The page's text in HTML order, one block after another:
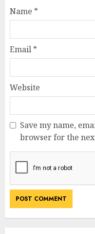
Name *
Email *
Website
Save my name,
browser for the